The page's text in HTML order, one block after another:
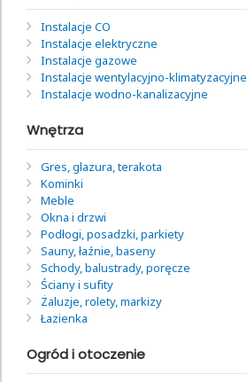
Instalacje CO
Instalacje elektryczne
Instalacje gazowe
Instalacje wentylacyjno-klimatyzacyjne
Instalacje wodno-kanalizacyjne
Wnętrza
Gres, glazura, terakota
Kominki
Meble
Okna i drzwi
Podłogi, posadzki, parkiety
Sauny, łaźnie, baseny
Schody, balustrady, poręcze
Ściany i sufity
Żaluzje, rolety, markizy
Łazienka
Ogród i otoczenie